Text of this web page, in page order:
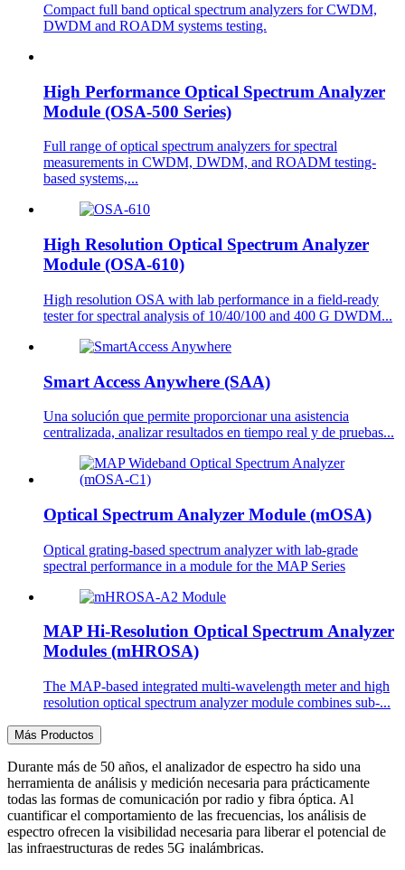
Compact full band optical spectrum analyzers for CWDM,
DWDM and ROADM systems testing.
High Performance Optical Spectrum Analyzer
Module (OSA-500 Series)
Full range of optical spectrum analyzers for spectral
measurements in CWDM, DWDM, and ROADM testing-
based systems,...
High Resolution Optical Spectrum Analyzer
Module (OSA-610)
High resolution OSA with lab performance in a field-ready
tester for spectral analysis of 10/40/100 and 400 G DWDM...
Smart Access Anywhere (SAA)
Una solución que permite proporcionar una asistencia
centralizada, analizar resultados en tiempo real y de pruebas...
Optical Spectrum Analyzer Module (mOSA)
Optical grating-based spectrum analyzer with lab-grade
spectral performance in a module for the MAP Series
MAP Hi-Resolution Optical Spectrum Analyzer
Modules (mHROSA)
​The MAP-based integrated multi-wavelength meter and high
resolution optical spectrum analyzer module combines sub-...
Más Productos
Durante más de 50 años, el analizador de espectro ha sido una
herramienta de análisis y medición necesaria para prácticamente
todas las formas de comunicación por radio y fibra óptica. Al
cuantificar el comportamiento de las frecuencias, los análisis de
espectro ofrecen la visibilidad necesaria para liberar el potencial de
las infraestructuras de redes 5G inalámbricas.